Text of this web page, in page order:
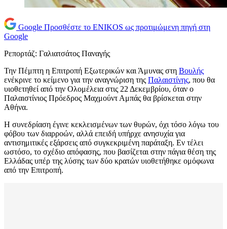
Google Προσθέστε το ENIKOS ως προτιμώμενη πηγή στη
Google
Ρεπορτάζ: Γαλιατσάτος Παναγής
Την Πέμπτη η Επιτροπή Εξωτερικών και Άμυνας στη Βουλής
ενέκρινε το κείμενο για την αναγνώριση της Παλαιστίνης, που θα
υιοθετηθεί από την Ολομέλεια στις 22 Δεκεμβρίου, όταν ο
Παλαιστίνιος Πρόεδρος Μαχμούντ Αμπάς θα βρίσκεται στην
Αθήνα.
Η συνεδρίαση έγινε κεκλεισμένων των θυρών, όχι τόσο λόγω του
φόβου των διαρροών, αλλά επειδή υπήρχε ανησυχία για
αντισημιτικές εξάρσεις από συγκεκριμένη παράταξη. Εν τέλει
ωστόσο, το σχέδιο απόφασης, που βασίζεται στην πάγια θέση της
Ελλάδας υπέρ της λύσης των δύο κρατών υιοθετήθηκε ομόφωνα
από την Επιτροπή.